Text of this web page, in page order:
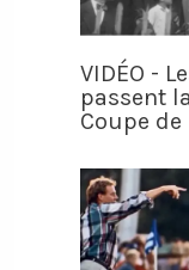
VIDÉO -
passent
Coupe de